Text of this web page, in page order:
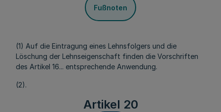
Fußnoten
(1) Auf die Eintragung eines Lehnsfolgers und die
Löschung der Lehnseigenschaft finden die Vorschriften
des Artikel 16... entsprechende Anwendung.
(2).
Artikel 20